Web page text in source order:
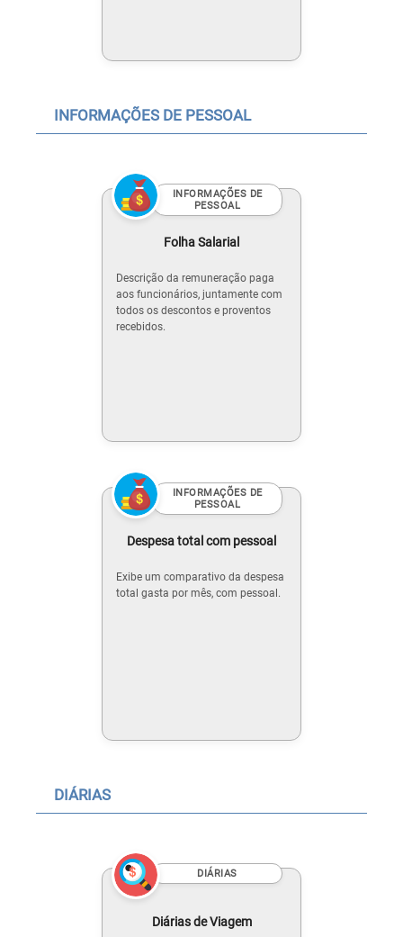
INFORMAÇÕES DE PESSOAL
INFORMAÇÕES DE
PESSOAL
Folha Salarial
Descrição da remuneração paga
aos funcionários, juntamente com
todos os descontos e proventos
recebidos.
INFORMAÇÕES DE
PESSOAL
Despesa total com pessoal
Exibe um comparativo da despesa
total gasta por mês, com pessoal.
DIÁRIAS
DIÁRIAS
Diárias de Viagem